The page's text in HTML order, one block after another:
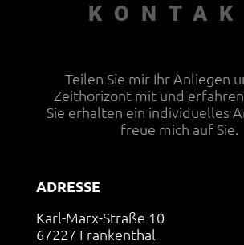
Teilen Sie mir Ihr Anliegen
Zeithorizont mit und erfahren
Sie erhalten ein individuelles
freue mich auf Sie.
ADRESSE
Karl-Marx-Straße 10
67227 Frankenthal